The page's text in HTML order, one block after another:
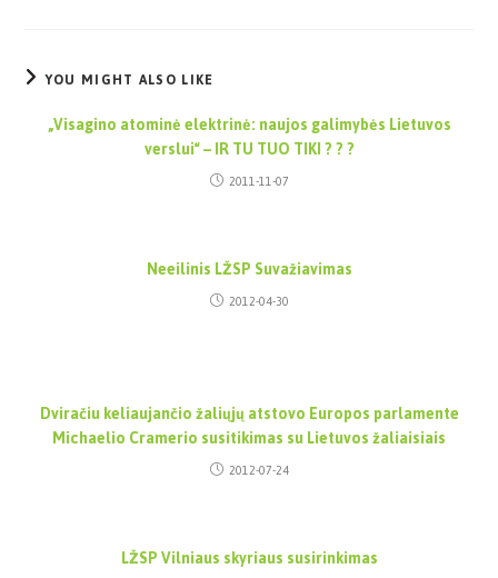
YOU MIGHT ALSO LIKE
„Visagino atominė elektrinė: naujos galimybės Lietuvos
verslui“ – IR TU TUO TIKI ? ? ?
2011-11-07
Neeilinis LŽSP Suvažiavimas
2012-04-30
Dviračiu keliaujančio žaliųjų atstovo Europos parlamente
Michaelio Cramerio susitikimas su Lietuvos žaliaisiais
2012-07-24
LŽSP Vilniaus skyriaus susirinkimas